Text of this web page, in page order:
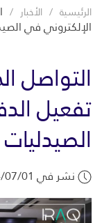
الرئيسية الأخبار
الإلكتروني في
التواصل
تفعيل
نشر في 2024/07/01 الساعة 5:01 م